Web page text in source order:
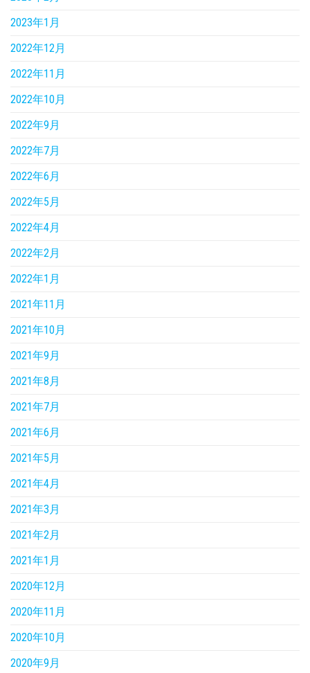
2023年1月
2022年12月
2022年11月
2022年10月
2022年9月
2022年7月
2022年6月
2022年5月
2022年4月
2022年2月
2022年1月
2021年11月
2021年10月
2021年9月
2021年8月
2021年7月
2021年6月
2021年5月
2021年4月
2021年3月
2021年2月
2021年1月
2020年12月
2020年11月
2020年10月
2020年9月